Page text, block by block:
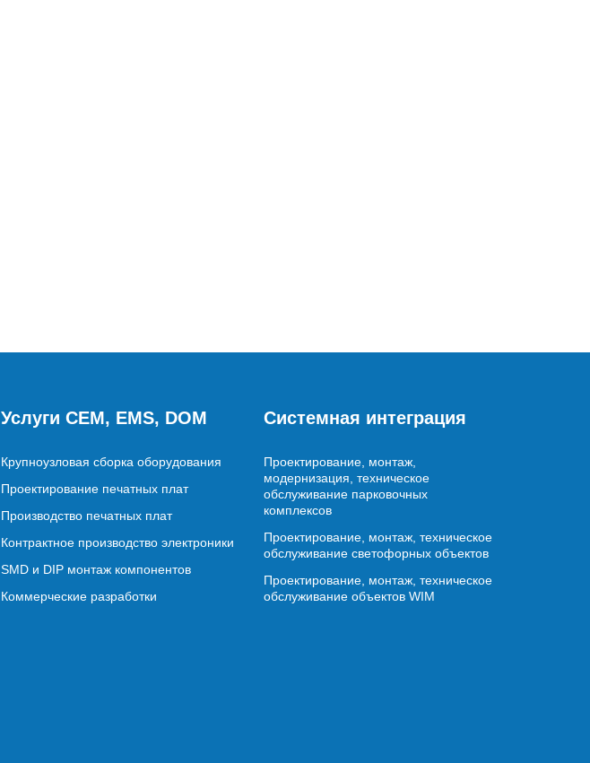
Услуги CEM, EMS, DOM
Крупноузловая сборка оборудования
Проектирование печатных плат
Производство печатных плат
Контрактное производство электроники
SMD и DIP монтаж компонентов
Коммерческие разработки
Системная интеграция
Проектирование, монтаж,
модернизация, техническое
обслуживание парковочных
комплексов
Проектирование, монтаж, техническое
обслуживание светофорных объектов
Проектирование, монтаж, техническое
обслуживание объектов WIM